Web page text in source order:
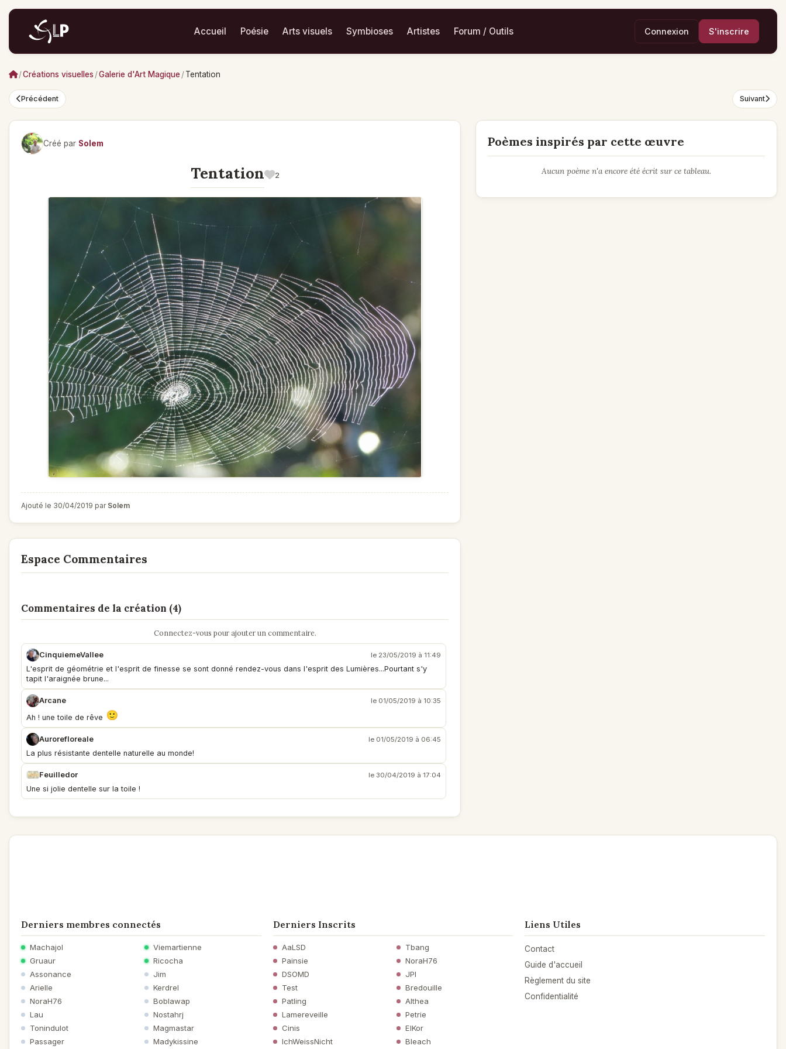
Accueil Poésie Arts visuels Symbioses Artistes Forum / Outils Connexion S'inscrire
/Créations visuelles /Galerie d'Art Magique/Tentation
Précédent Suivant
Créé par Solem
Tentation 2
Ajouté le 30/04/2019 par Solem
Espace Commentaires
Commentaires de la création (4)
Connectez-vous pour ajouter un commentaire.
CinquiemeVallee le 23/05/2019 à 11:49
L'esprit de géométrie et l'esprit de finesse se sont donné rendez-vous dans l'esprit des Lumières...Pourtant s'y
tapit l'araignée brune...
Arcane le 01/05/2019 à 10:35
Ah ! une toile de rêve
Aurorefloreale le 01/05/2019 à 06:45
La plus résistante dentelle naturelle au monde!
Feuilledor le 30/04/2019 à 17:04
Une si jolie dentelle sur la toile !
Poèmes inspirés par cette œuvre
Aucun poème n'a encore été écrit sur ce tableau.
Derniers membres connectés
Machajol
Viemartienne
Gruaur
Ricocha
Assonance
Jim
Arielle
Kerdrel
NoraH76
Boblawap
Lau
Nostahrj
Tonindulot
Magmastar
Passager
Madykissine
Derniers Inscrits
AaLSD
Tbang
Painsie
NoraH76
DSOMD
JPI
Test
Bredouille
Patling
Althea
Lamereveille
Petrie
Cinis
ElKor
IchWeissNicht
Bleach
Liens Utiles
Contact
Guide d'accueil
Règlement du site
Confidentialité